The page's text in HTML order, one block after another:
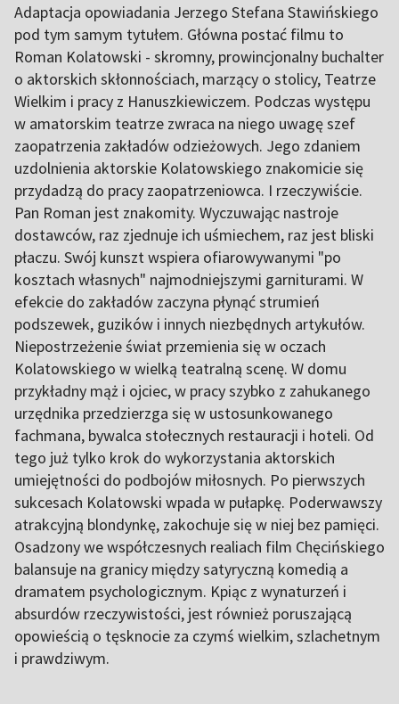
Adaptacja opowiadania Jerzego Stefana Stawińskiego
pod tym samym tytułem. Główna postać filmu to
Roman Kolatowski - skromny, prowincjonalny buchalter
o aktorskich skłonnościach, marzący o stolicy, Teatrze
Wielkim i pracy z Hanuszkiewiczem. Podczas występu
w amatorskim teatrze zwraca na niego uwagę szef
zaopatrzenia zakładów odzieżowych. Jego zdaniem
uzdolnienia aktorskie Kolatowskiego znakomicie się
przydadzą do pracy zaopatrzeniowca. I rzeczywiście.
Pan Roman jest znakomity. Wyczuwając nastroje
dostawców, raz zjednuje ich uśmiechem, raz jest bliski
płaczu. Swój kunszt wspiera ofiarowywanymi "po
kosztach własnych" najmodniejszymi garniturami. W
efekcie do zakładów zaczyna płynąć strumień
podszewek, guzików i innych niezbędnych artykułów.
Niepostrzeżenie świat przemienia się w oczach
Kolatowskiego w wielką teatralną scenę. W domu
przykładny mąż i ojciec, w pracy szybko z zahukanego
urzędnika przedzierzga się w ustosunkowanego
fachmana, bywalca stołecznych restauracji i hoteli. Od
tego już tylko krok do wykorzystania aktorskich
umiejętności do podbojów miłosnych. Po pierwszych
sukcesach Kolatowski wpada w pułapkę. Poderwawszy
atrakcyjną blondynkę, zakochuje się w niej bez pamięci.
Osadzony we współczesnych realiach film Chęcińskiego
balansuje na granicy między satyryczną komedią a
dramatem psychologicznym. Kpiąc z wynaturzeń i
absurdów rzeczywistości, jest również poruszającą
opowieścią o tęsknocie za czymś wielkim, szlachetnym
i prawdziwym.